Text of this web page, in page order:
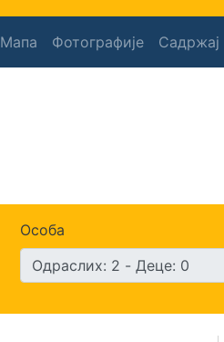
Мапа Фотографије Садржај
Особа